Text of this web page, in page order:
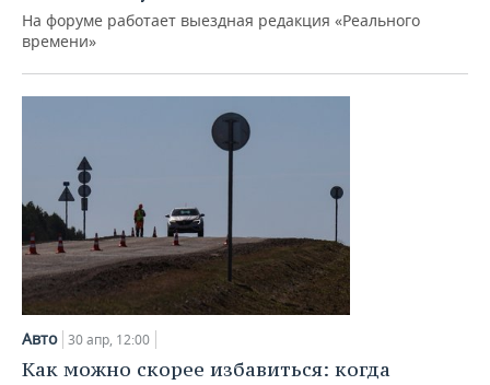
На форуме работает выездная редакция «Реального
времени»
Авто 30 апр, 12:00
Как можно скорее избавиться: когда